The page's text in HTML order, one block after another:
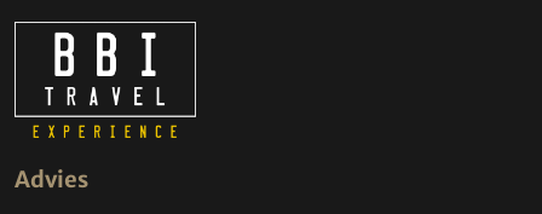
Advies